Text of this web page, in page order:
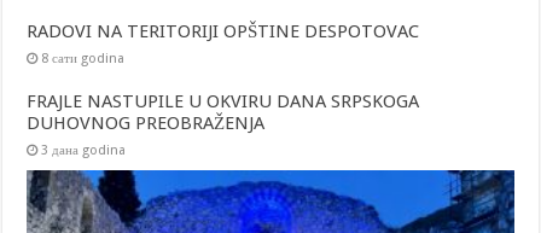
RADOVI NA TERITORIJI OPŠTINE DESPOTOVAC
8 сати godina
FRAJLE NASTUPILE U OKVIRU DANA SRPSKOGA
DUHOVNOG PREOBRAŽENJA
3 дана godina